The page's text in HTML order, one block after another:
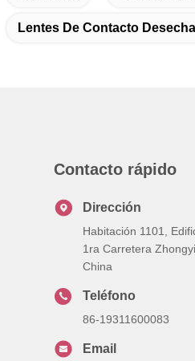
Lentes De Contacto
Contacto rápido
Dirección
Habitación 1101,
1ra Carretera
China
Teléfono
86-19311600083
Email